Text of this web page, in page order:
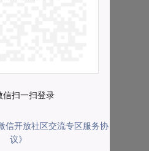
信扫一扫登录
信开放社区交流专区服务协
议》